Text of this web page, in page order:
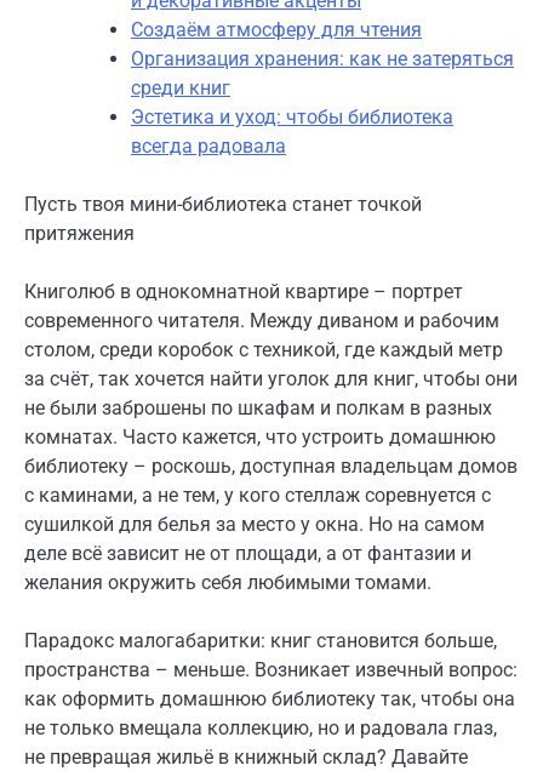
Создаём атмосферу для чтения
Организация хранения: как не затеряться
среди книг
Эстетика и уход: чтобы библиотека
всегда радовала
Пусть твоя мини-библиотека станет точкой
притяжения
Книголюб в однокомнатной квартире – портрет
современного читателя. Между диваном и рабочим
столом, среди коробок с техникой, где каждый метр
за счёт, так хочется найти уголок для книг, чтобы они
не были заброшены по шкафам и полкам в разных
комнатах. Часто кажется, что устроить домашнюю
библиотеку – роскошь, доступная владельцам домов
с каминами, а не тем, у кого стеллаж соревнуется с
сушилкой для белья за место у окна. Но на самом
деле всё зависит не от площади, а от фантазии и
желания окружить себя любимыми томами.
Парадокс малогабаритки: книг становится больше,
пространства – меньше. Возникает извечный вопрос:
как оформить домашнюю библиотеку так, чтобы она
не только вмещала коллекцию, но и радовала глаз,
не превращая жильё в книжный склад? Давайте